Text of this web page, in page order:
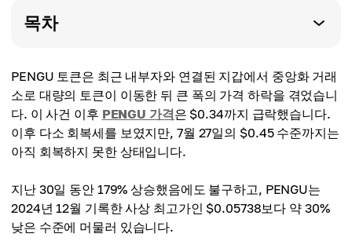
목차
PENGU 토큰은 최근 내부자와 연결된 지갑에서 중앙화 거래
소로 대량의 토큰이 이동한 뒤 큰 폭의 가격 하락을 겪었습니
다. 이 사건 이후 PENGU 가격은 $0.34까지 급락했습니다.
이후 다소 회복세를 보였지만, 7월 27일의 $0.45 수준까지는
아직 회복하지 못한 상태입니다.
지난 30일 동안 179% 상승했음에도 불구하고, PENGU는
2024년 12월 기록한 사상 최고가인 $0.05738보다 약 30%
낮은 수준에 머물러 있습니다.